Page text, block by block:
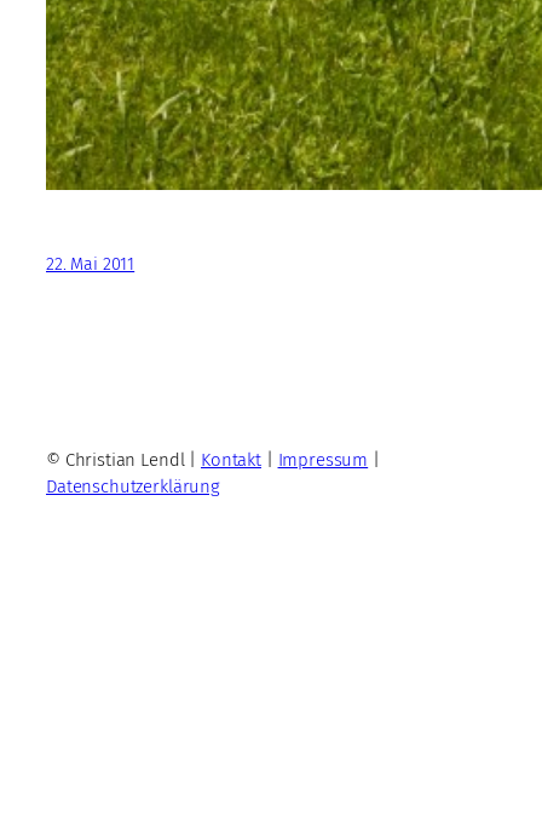
22. Mai 2011
© Christian Lendl | Kontakt| Impressum
Datenschutzerklärung